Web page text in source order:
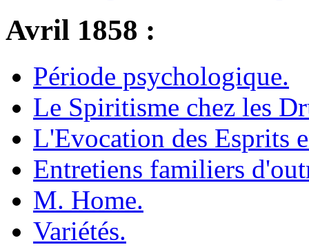
Avril 1858 :
Période psychologique.
Le Spiritisme chez les
L'Evocation des Esprits
Entretiens familiers
M. Home.
Variétés.